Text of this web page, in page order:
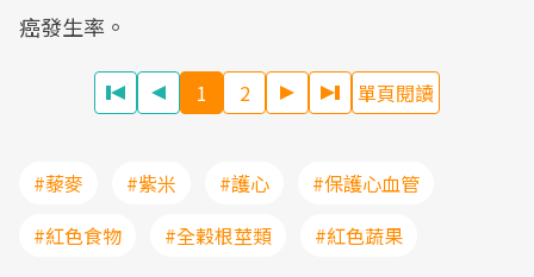
癌發生率。
1 2 單頁閱讀
#藜麥 #紫米 #護心
#保護心血管
#紅色食物
#全穀根莖類 #紅色蔬果